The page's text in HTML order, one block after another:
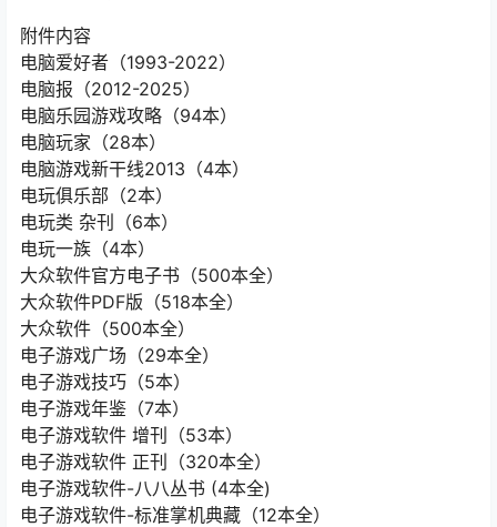
附件内容
电脑爱好者（1993-2022）
电脑报（2012-2025）
电脑乐园游戏攻略（94本）
电脑玩家（28本）
电脑游戏新干线2013（4本）
电玩俱乐部（2本）
电玩类 杂刊（6本）
电玩一族（4本）
大众软件官方电子书（500本全）
大众软件PDF版（518本全）
大众软件（500本全）
电子游戏广场（29本全）
电子游戏技巧（5本）
电子游戏年鉴（7本）
电子游戏软件 增刊（53本）
电子游戏软件 正刊（320本全）
电子游戏软件-八八丛书 (4本全)
电子游戏软件-标准掌机典藏（12本全）